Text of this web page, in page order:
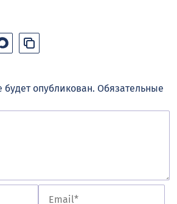
опубликован. Обязательные